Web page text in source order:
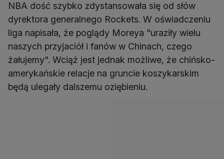
NBA dość szybko zdystansowała się od słów
dyrektora generalnego Rockets. W oświadczeniu
liga napisała, że poglądy Moreya "uraziły wielu
naszych przyjaciół i fanów w Chinach, czego
żałujemy". Wciąż jest jednak możliwe, że chińsko-
amerykańskie relacje na gruncie koszykarskim
będą ulegały dalszemu oziębieniu.